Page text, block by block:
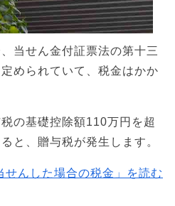
当せん金付証票法の第十三
められていて、税金はかか
の基礎控除額110万円を超
と、贈与税が発生します。
せんした場合の税金」を読む